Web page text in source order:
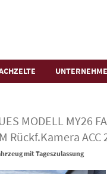
MODELL
Rückf.Kamera ACC
mit Tageszulassung